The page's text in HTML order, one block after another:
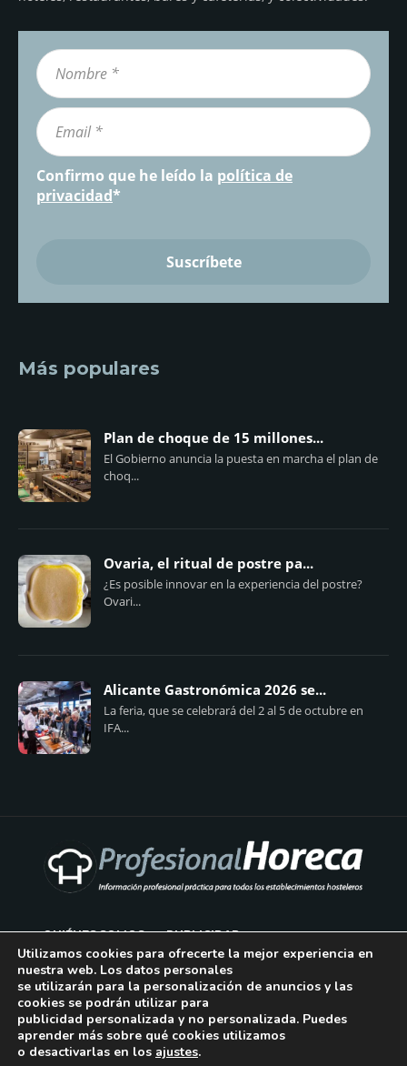
Confirmo que he leído la política de
privacidad*
Más populares
Plan de choque de 15 millones...
El Gobierno anuncia la puesta en marcha el plan de
choq...
Ovaria, el ritual de postre pa...
¿Es posible innovar en la experiencia del postre?
Ovari...
Alicante Gastronómica 2026 se...
La feria, que se celebrará del 2 al 5 de octubre en
IFA...
QUIÉNES SOMOS PUBLICIDAD
AVISO LEGAL
POLÍTICA DE COOKIES
POLÍTICA DE PRIVACIDAD
Utilizamos cookies para ofrecerte la mejor experiencia en
nuestra web. Los datos personales
se utilizarán para la personalización de anuncios y las
cookies se podrán utilizar para
publicidad personalizada y no personalizada. Puedes
aprender más sobre qué cookies utilizamos
o desactivarlas en los ajustes.